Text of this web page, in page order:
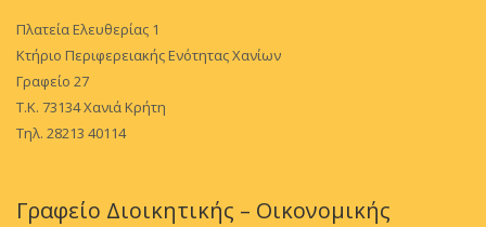
Πλατεία Ελευθερίας 1
Κτήριο Περιφερειακής Ενότητας Χανίων
Γραφείο 27
Τ.Κ. 73134 Χανιά Κρήτη
Τηλ. 28213 40114
Γραφείο Διοικητικής – Οικονομικής